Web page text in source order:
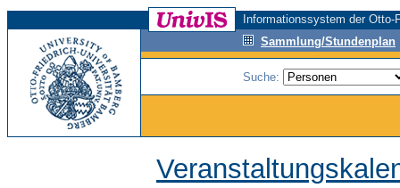
Informationssystem der
Sammlung/Stundenplan
Suche: